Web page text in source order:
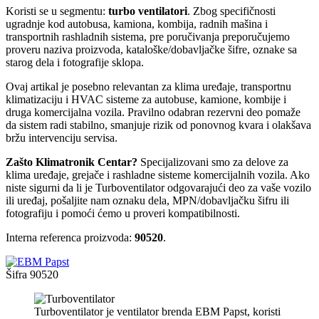
Koristi se u segmentu: turbo ventilatori. Zbog specifičnosti
ugradnje kod autobusa, kamiona, kombija, radnih mašina i
transportnih rashladnih sistema, pre poručivanja preporučujemo
proveru naziva proizvoda, kataloške/dobavljačke šifre, oznake sa
starog dela i fotografije sklopa.
Ovaj artikal je posebno relevantan za klima uređaje, transportnu
klimatizaciju i HVAC sisteme za autobuse, kamione, kombije i
druga komercijalna vozila. Pravilno odabran rezervni deo pomaže
da sistem radi stabilno, smanjuje rizik od ponovnog kvara i olakšava
bržu intervenciju servisa.
Zašto Klimatronik Centar? Specijalizovani smo za delove za
klima uređaje, grejače i rashladne sisteme komercijalnih vozila. Ako
niste sigurni da li je Turboventilator odgovarajući deo za vaše vozilo
ili uređaj, pošaljite nam oznaku dela, MPN/dobavljačku šifru ili
fotografiju i pomoći ćemo u proveri kompatibilnosti.
Interna referenca proizvoda: 90520.
Šifra 90520
Turboventilator je ventilator brenda EBM Papst, koristi